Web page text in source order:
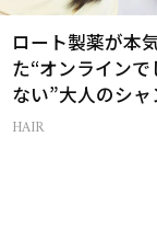
ロート製薬が本
た“オンラインで
ない”大人のシ
トリートメントっ
HAIR